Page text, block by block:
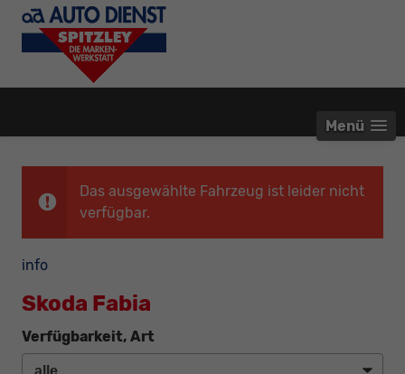
Menü
Das ausgewählte Fahrzeug ist leider nicht
verfügbar.
info
Skoda Fabia
Verfügbarkeit, Art